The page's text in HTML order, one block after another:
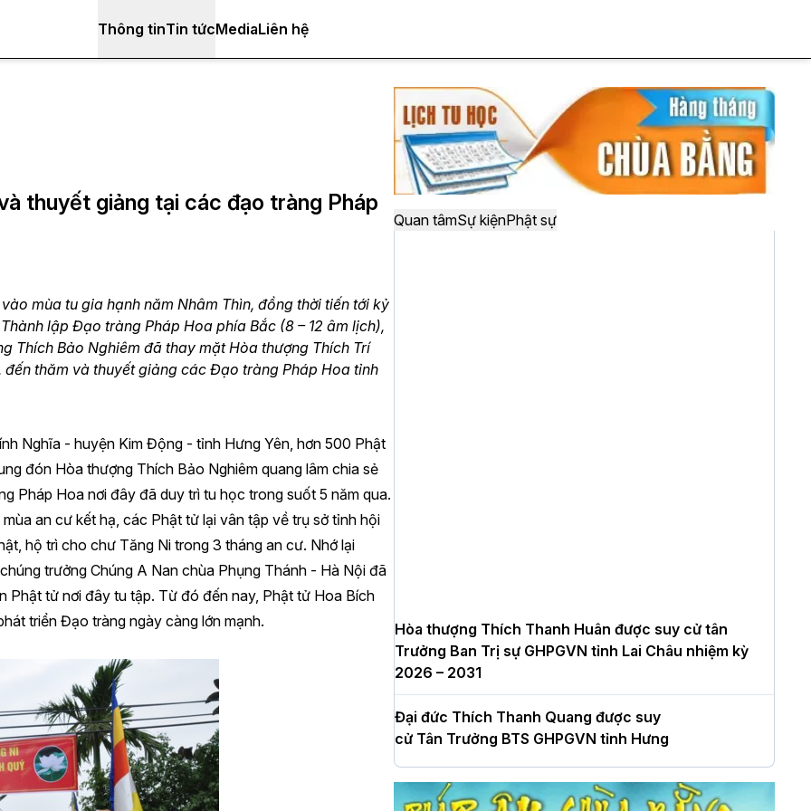
Thông tinTin tứcMediaLiên hệ
thuyết giảng tại các đạo tràng Pháp
mùa tu gia hạnh năm Nhâm Thìn, đồng thời tiến tới kỷ
lập Đạo tràng Pháp Hoa phía Bắc (8 – 12 âm lịch),
Thích Bảo Nghiêm đã thay mặt Hòa thượng Thích Trí
thăm và thuyết giảng các Đạo tràng Pháp Hoa tỉnh
Nghĩa - huyện Kim Động - tỉnh Hưng Yên, hơn 500 Phật
đón Hòa thượng Thích Bảo Nghiêm quang lâm chia sẻ
Pháp Hoa nơi đây đã duy trì tu học trong suốt 5 năm qua.
an cư kết hạ, các Phật tử lại vân tập về trụ sở tỉnh hội
hộ trì cho chư Tăng Ni trong 3 tháng an cư. Nhớ lại
trưởng Chúng A Nan chùa Phụng Thánh - Hà Nội đã
Phật tử nơi đây tu tập. Từ đó đến nay, Phật tử Hoa Bích
triển Đạo tràng ngày càng lớn mạnh.
Quan tâmSự kiệnPhật sự
Hòa thượng Thích Thanh Huân được suy cử tân
Trưởng Ban Trị sự GHPGVN tỉnh Lai Châu nhiệm kỳ
2026 – 2031
Đại đức Thích Thanh Quang được suy
cử Tân Trưởng BTS GHPGVN tỉnh Hưng
Yên nhiệm kỳ 2026 – 2031